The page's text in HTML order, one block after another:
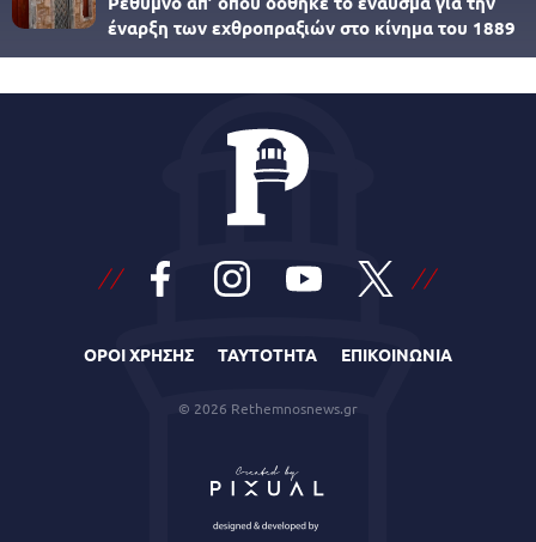
έναρξη των εχθροπραξιών στο κίνημα του 1889
ΟΡΟΙ ΧΡΗΣΗΣ ΤΑΥΤΟΤΗΤΑ ΕΠΙΚΟΙΝΩΝΙΑ
© 2026 Rethemnosnews.gr